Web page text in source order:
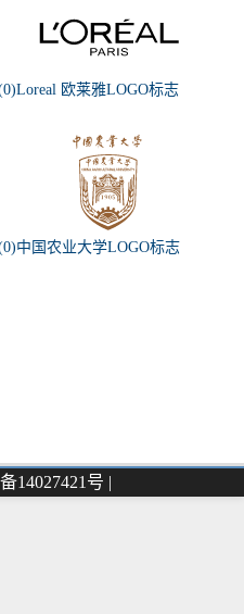
欧莱雅LOGO标志
中国农业大学LOGO标志
14027421号 |